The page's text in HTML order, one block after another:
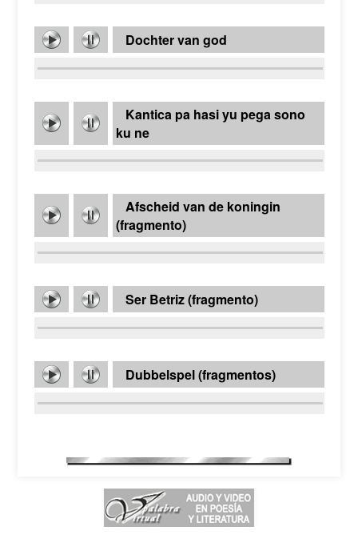
Dochter van god
Kantica pa hasi yu pega sono
ku ne
Afscheid van de koningin
(fragmento)
Ser Betriz (fragmento)
Dubbelspel (fragmentos)